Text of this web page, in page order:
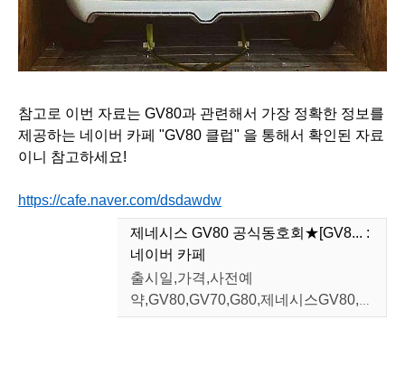
참고로 이번 자료는 GV80과 관련해서 가장 정확한 정보를
제공하는 네이버 카페 "GV80 클럽" 을 통해서 확인된 자료
이니 참고하세요!
https://cafe.naver.com/dsdawdw
제네시스 GV80 공식동호회★[GV8... :
네이버 카페
출시일,가격,사전예
약,GV80,GV70,G80,제네시스GV80,제
네시스SUV,스파이샷,GV80출시,팰리